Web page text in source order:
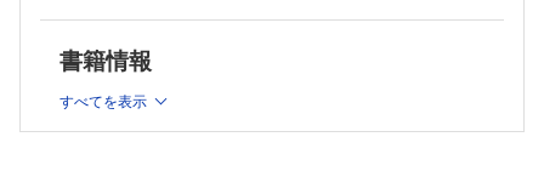
『酒好き医師が教える 最高の飲み方』
『最強の健康法 病気にならない最先端科学編』『最強
の健康法 ベスト・パフォーマンス編』
書籍情報
すべてを表示